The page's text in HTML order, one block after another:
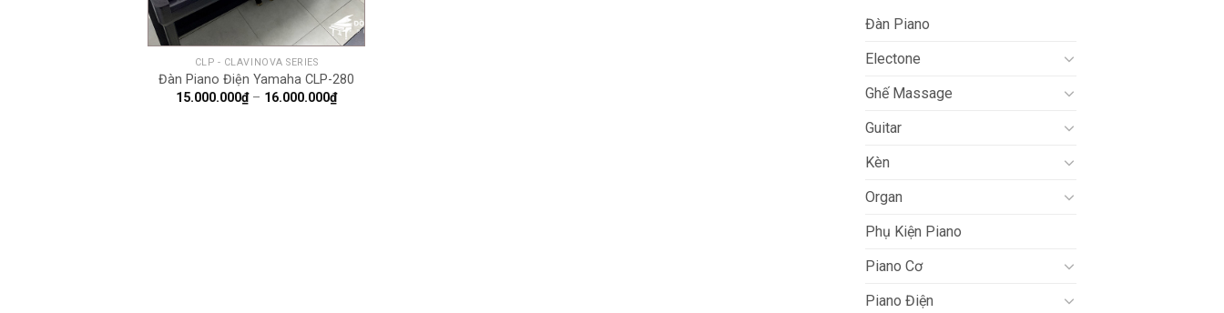
CLP - CLAVINOVA SERIES
Đàn Piano Điện Yamaha CLP-280
15.000.000₫ – 16.000.000₫Khoảng
giá:
Đàn Piano
Electone
Ghế Massage
Guitar
Kèn
Organ
Phụ Kiện Piano
Piano Cơ
Piano Điện